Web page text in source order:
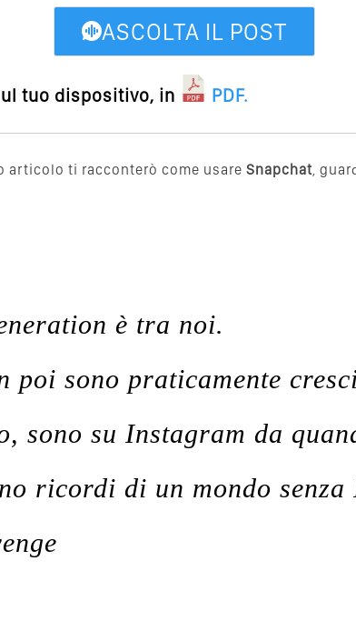
ASCOLTA IL POST
tuo dispositivo, in PDF.
articolo ti racconterò come usare Snapchat ,
è tra noi.
poi sono praticamente
sono su Instagram da
ricordi di un mondo senza